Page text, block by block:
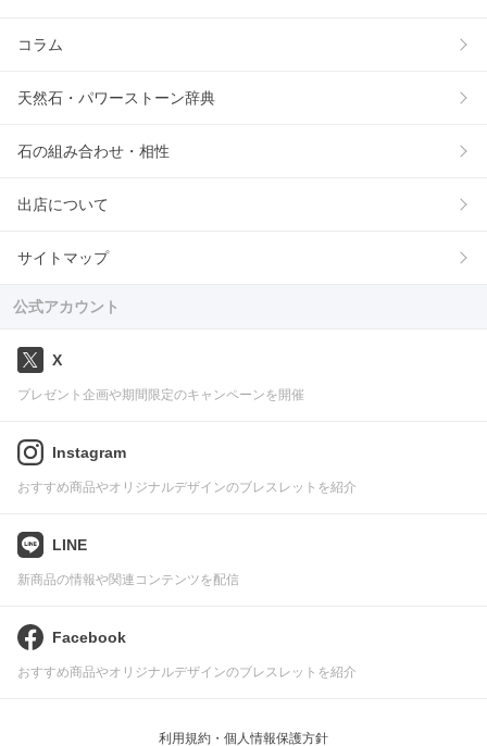
コラム
天然石・パワーストーン辞典
石の組み合わせ・相性
出店について
サイトマップ
公式アカウント
X
プレゼント企画や期間限定のキャンペーンを開催
Instagram
おすすめ商品やオリジナルデザインのブレスレットを紹介
LINE
新商品の情報や関連コンテンツを配信
Facebook
おすすめ商品やオリジナルデザインのブレスレットを紹介
利用規約・個人情報保護方針